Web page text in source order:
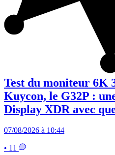
Test du moniteur 6K
Kuycon, le G32P :
Display XDR avec
07/08/2026 à 10:44
• 11